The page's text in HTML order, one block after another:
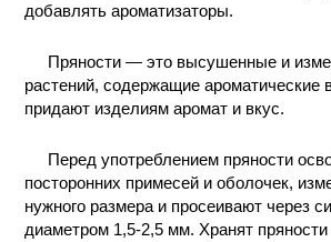
КОНТАКТЫ
добавлять ароматизаторы.
Пряности — это высушенные и
растений, содержащие ароматические
придают изделиям аромат и вкус.
Перед употреблением пряности
посторонних примесей и оболочек,
нужного размера и просеивают через
диаметром 1,5-2,5 мм. Хранят пряности